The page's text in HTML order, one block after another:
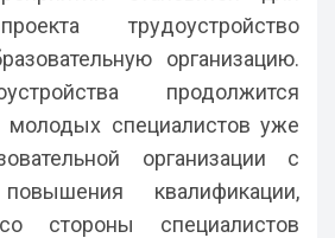
трудоустройство
организацию.
продолжится
молодых специалистов уже
организации с
квалификации,
стороны специалистов